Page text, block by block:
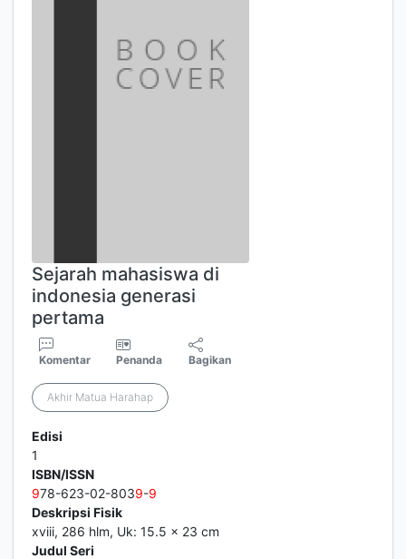
Sejarah mahasiswa di
indonesia generasi
pertama
Komentar Penanda Bagikan
Akhir Matua Harahap
Edisi
1
ISBN/ISSN
978-623-02-8039-9
Deskripsi Fisik
xviii, 286 hlm, Uk: 15.5 x 23 cm
Judul Seri